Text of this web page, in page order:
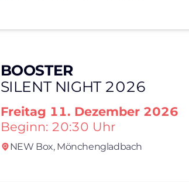
BOOSTER
SILENT NIGHT 2026
Freitag 11. Dezember 2026
Beginn: 20:30 Uhr
NEW Box, Mönchengladbach